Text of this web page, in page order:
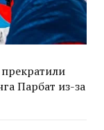
Парбат из-за